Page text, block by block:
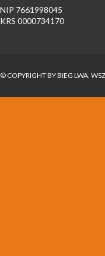
NIP 7661998045
KRS 0000734170
© COPYRIGHT BY BIEG LWA.